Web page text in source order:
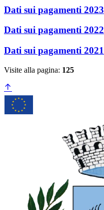
Dati sui pagamenti 2023
Dati sui pagamenti 2022
Dati sui pagamenti 2021
Visite alla pagina: 125